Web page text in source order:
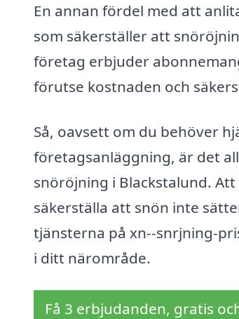
En annan fördel med att
som säkerställer att
företag erbjuder
förutse kostnaden och
Så, oavsett om du behöver
företagsanläggning, är det
snöröjning i Blackstalund.
säkerställa att snön inte
tjänsterna på xn--snrjning-
i ditt närområde.
Få 3 erbjudanden, gratis